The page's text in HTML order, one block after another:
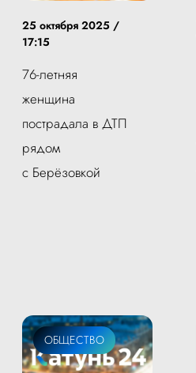
25 октября 2025 /
17:15
76-летняя
женщина
пострадала в ДТП
рядом
с Берёзовкой
ОБЩЕСТВО